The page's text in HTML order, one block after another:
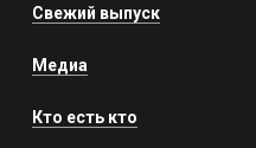
Свежий выпуск
Медиа
Кто есть кто